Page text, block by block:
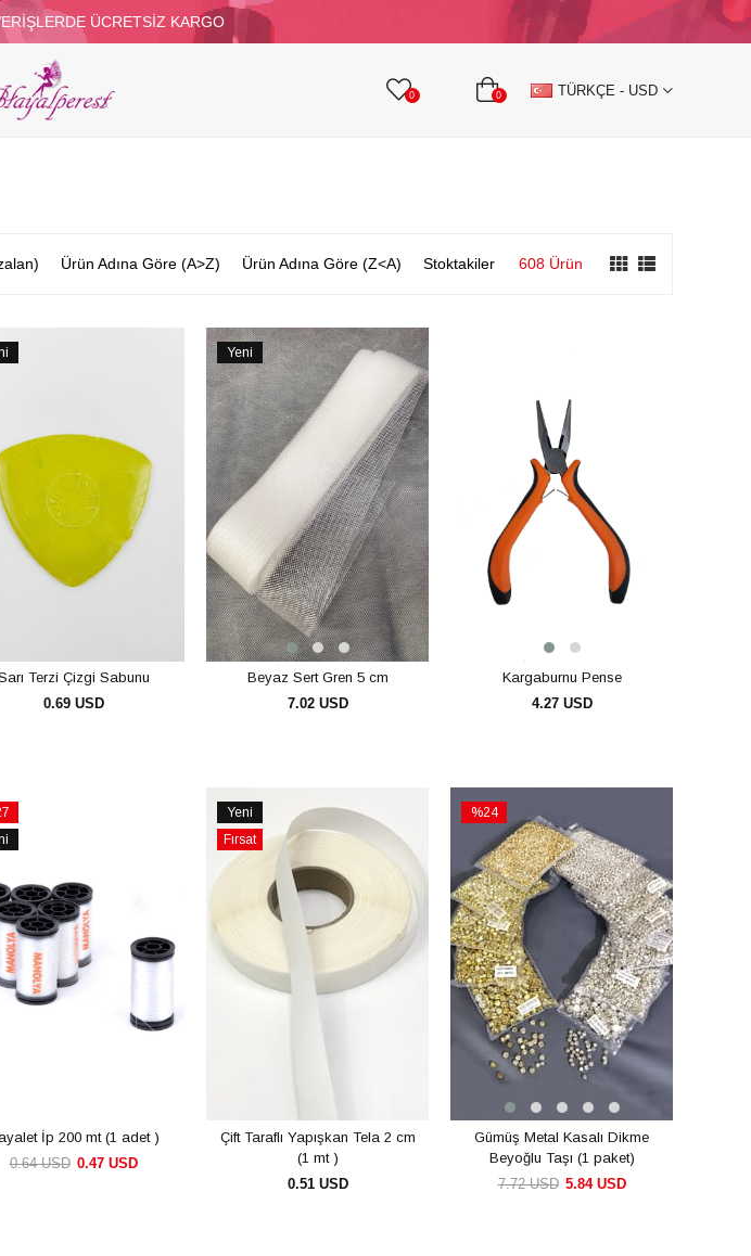
ÜCRETSİZ KARGO
0 0 TÜRKÇE - USD
TÜY BONCUKLAR TAŞLI TEKSTİL AKSESUARLARI
DİĞER
Ürün Adına Göre (A>Z) Ürün Adına Göre (Z<A) Stoktakiler 608 Ürün
Terzi Çizgi Sabunu
0.69 USD
Yeni
Ürün
Beyaz Sert Gren 5 cm
7.02 USD
Kargaburnu Pense
4.27 USD
İp 200 mt (1 adet )
0.47 USD
0.64 USD
Yeni
Ürün
Fırsat
Ürünü
Çift Taraflı Yapışkan Tela 2 cm
(1 mt )
0.51 USD
%24
İndirim
%24İndirim
Gümüş Metal Kasalı Dikme
Beyoğlu Taşı (1 paket)
5.84 USD
7.72 USD